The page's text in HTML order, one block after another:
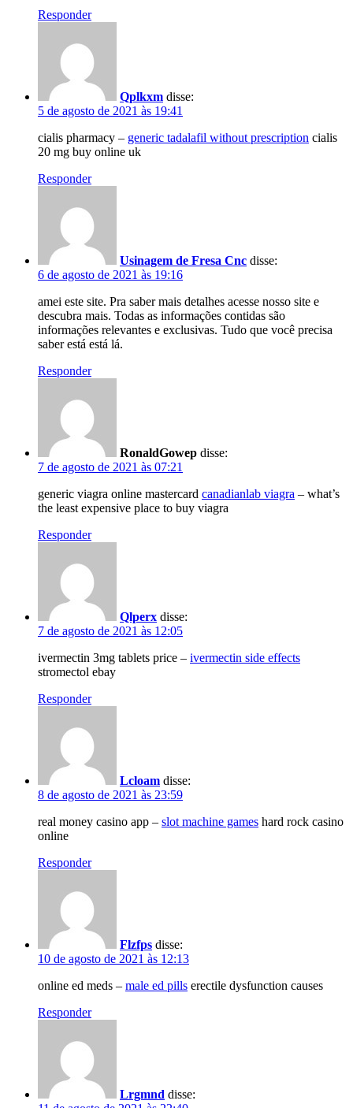
Responder
Qplkxm disse:
5 de agosto de 2021 às 19:41
cialis pharmacy – generic tadalafil without prescription cialis
20 mg buy online uk
Responder
Usinagem de Fresa Cnc disse:
6 de agosto de 2021 às 19:16
amei este site. Pra saber mais detalhes acesse nosso site e
descubra mais. Todas as informações contidas são
informações relevantes e exclusivas. Tudo que você precisa
saber está está lá.
Responder
RonaldGowep disse:
7 de agosto de 2021 às 07:21
generic viagra online mastercard canadianlab viagra – what’s
the least expensive place to buy viagra
Responder
Qlperx disse:
7 de agosto de 2021 às 12:05
ivermectin 3mg tablets price – ivermectin side effects
stromectol ebay
Responder
Lcloam disse:
8 de agosto de 2021 às 23:59
real money casino app – slot machine games hard rock casino
online
Responder
Flzfps disse:
10 de agosto de 2021 às 12:13
online ed meds – male ed pills erectile dysfunction causes
Responder
Lrgmnd disse: